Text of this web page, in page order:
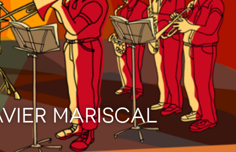
MARISCAL